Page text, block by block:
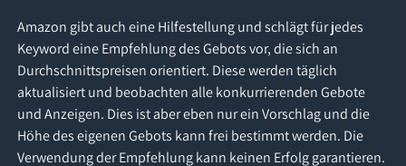
Amazon gibt auch eine Hilfestellung und schlägt für jedes
Keyword eine Empfehlung des Gebots vor, die sich an
Durchschnittspreisen orientiert. Diese werden täglich
aktualisiert und beobachten alle konkurrierenden Gebote
und Anzeigen. Dies ist aber eben nur ein Vorschlag und die
Höhe des eigenen Gebots kann frei bestimmt werden. Die
Verwendung der Empfehlung kann keinen Erfolg garantieren.